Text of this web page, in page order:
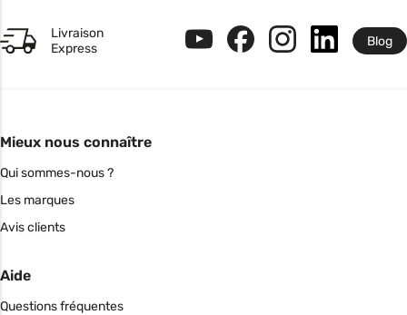
Livraison
Express
Blog
Mieux nous connaître
Qui sommes-nous ?
Les marques
Avis clients
Aide
Questions fréquentes